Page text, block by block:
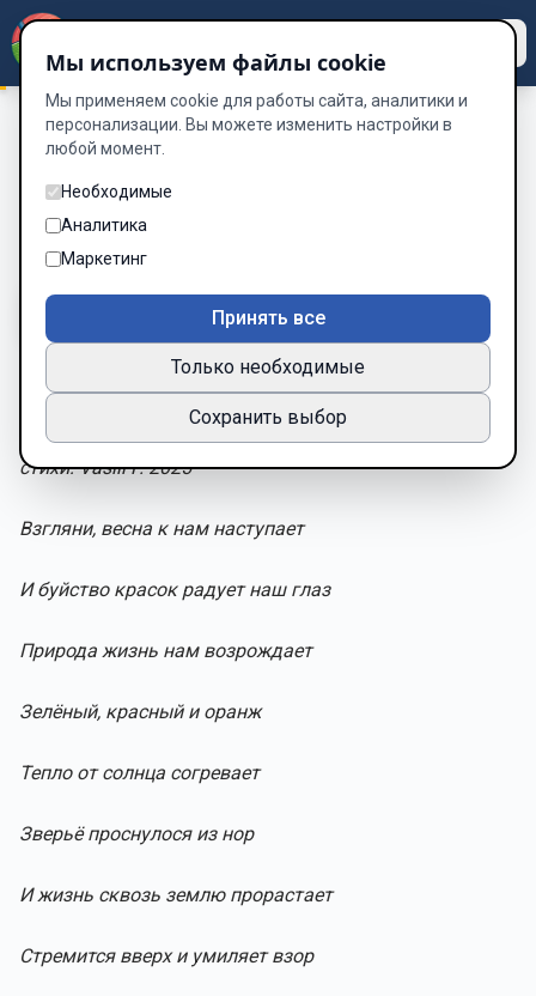
Сборник Стихотворений 2025
ВЕСНА
Глава 31 из 70
Шрифт
ВЕСНА
стихи: Vasili P. 2025
Взгляни, весна к нам наступает
И буйство красок радует наш глаз
Природа жизнь нам возрождает
Зелёный, красный и оранж
Тепло от солнца согревает
Зверьё проснулося из нор
И жизнь сквозь землю прорастает
Стремится вверх и умиляет взор
Мы используем файлы cookie
Мы применяем cookie для работы сайта, аналитики и
персонализации. Вы можете изменить настройки в
любой момент.
Необходимые
Аналитика
Маркетинг
Принять все
Только необходимые
Сохранить выбор